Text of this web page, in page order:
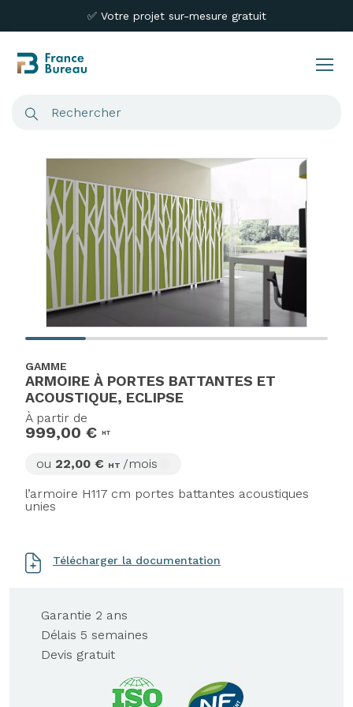
✅ Votre projet sur-mesure gratuit
GAMME
ARMOIRE À PORTES BATTANTES ET
ACOUSTIQUE, ECLIPSE
À partir de
999,00 € HT
ou 22,00 € HT /mois
l’armoire H117 cm portes battantes acoustiques
unies
Télécharger la documentation
Garantie 2 ans
Délais 5 semaines
Devis gratuit